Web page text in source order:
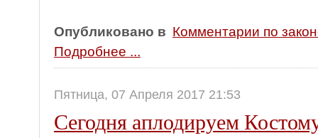
Опубликовано в Комментарии по
Подробнее ...
Пятница, 07 Апреля 2017 21:53
Сегодня аплодируем